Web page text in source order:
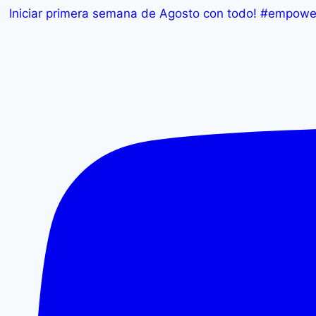
Iniciar primera semana de Agosto con todo!